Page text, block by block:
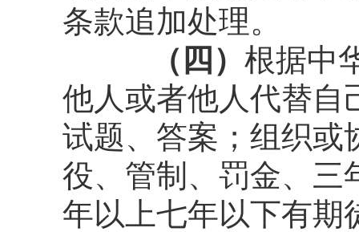
条款追加处理。
（四） 根据中
他人或者他人代替自
试题、答案；组织或
役、管制、罚金、三
年以上七年以下有期